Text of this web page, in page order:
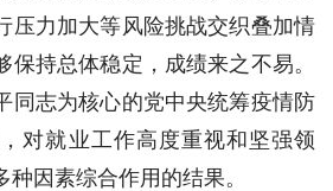
压力加大等风险挑战交织叠加情
保持总体稳定，成绩来之不易。
同志为核心的党中央统筹疫情防
对就业工作高度重视和坚强领
因素综合作用的结果。